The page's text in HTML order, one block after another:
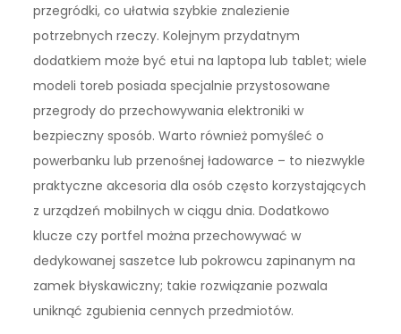
przegródki, co ułatwia szybkie znalezienie
potrzebnych rzeczy. Kolejnym przydatnym
dodatkiem może być etui na laptopa lub tablet; wiele
modeli toreb posiada specjalnie przystosowane
przegrody do przechowywania elektroniki w
bezpieczny sposób. Warto również pomyśleć o
powerbanku lub przenośnej ładowarce – to niezwykle
praktyczne akcesoria dla osób często korzystających
z urządzeń mobilnych w ciągu dnia. Dodatkowo
klucze czy portfel można przechowywać w
dedykowanej saszetce lub pokrowcu zapinanym na
zamek błyskawiczny; takie rozwiązanie pozwala
uniknąć zgubienia cennych przedmiotów.